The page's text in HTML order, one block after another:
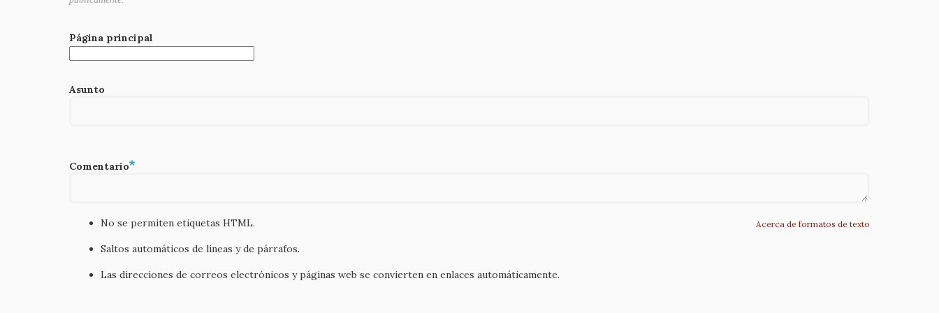
Página principal
Asunto
Comentario
Acerca de formatos de texto
No se permiten etiquetas HTML.
Saltos automáticos de líneas y de párrafos.
Las direcciones de correos electrónicos y páginas web se convierten en enlaces automáticamente.